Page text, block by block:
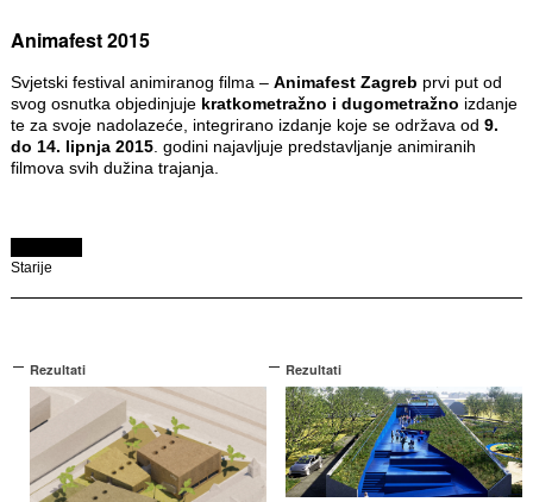
Animafest 2015
Svjetski festival animiranog filma – Animafest Zagreb prvi put od
svog osnutka objedinjuje kratkometražno i dugometražno izdanje
te za svoje nadolazeće, integrirano izdanje koje se održava od 9.
do 14. lipnja 2015. godini najavljuje predstavljanje animiranih
filmova svih dužina trajanja.
Starije
Rezultati Rezultati